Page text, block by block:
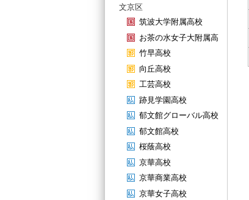
文京区
筑波大学附属高校
お茶の水女子大附属高
竹早高校
向丘高校
工芸高校
跡見学園高校
郁文館グローバル高校
郁文館高校
桜蔭高校
京華高校
京華商業高校
京華女子高校